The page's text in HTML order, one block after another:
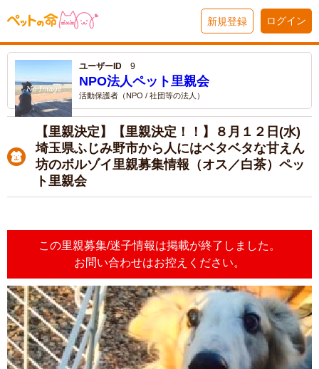
新規登録 ログイン
ユーザーID 9
NPO法人ペット里親会
活動保護者（NPO / 社団等の法人）
【里親決定】【里親決定！！】８月１２日(水)
埼玉県ふじみ野市から人にはベタベタな甘えん
坊のボルゾイ里親募集情報（オス／白茶）ペッ
ト里親会
この里親募集/迷子情報は掲載が終了しました。
お問い合わせはお控えください。